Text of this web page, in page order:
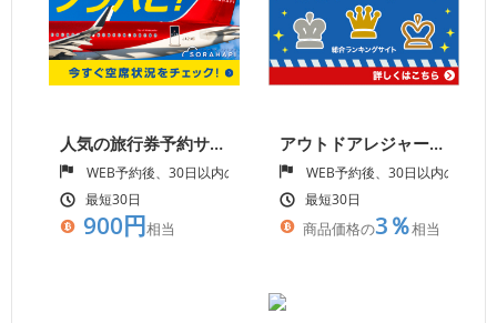
人気の旅行券予約サイト【ソラハピ】
WEB予約後、30日以内の入金確認
最短30日
900円相当
アウトドアレジャー専門予約サイト【SOTOASOBI（そとあそび）】
WEB予約後、30日以内のツア
最短30日
商品価格の3％相当